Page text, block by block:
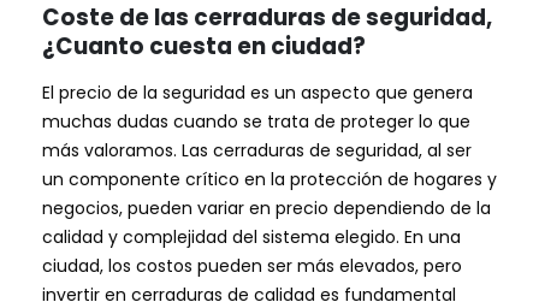
Coste de las cerraduras de seguridad,
¿Cuanto cuesta en ciudad?
El precio de la seguridad es un aspecto que genera
muchas dudas cuando se trata de proteger lo que
más valoramos. Las cerraduras de seguridad, al ser
un componente crítico en la protección de hogares y
negocios, pueden variar en precio dependiendo de la
calidad y complejidad del sistema elegido. En una
ciudad, los costos pueden ser más elevados, pero
invertir en cerraduras de calidad es fundamental